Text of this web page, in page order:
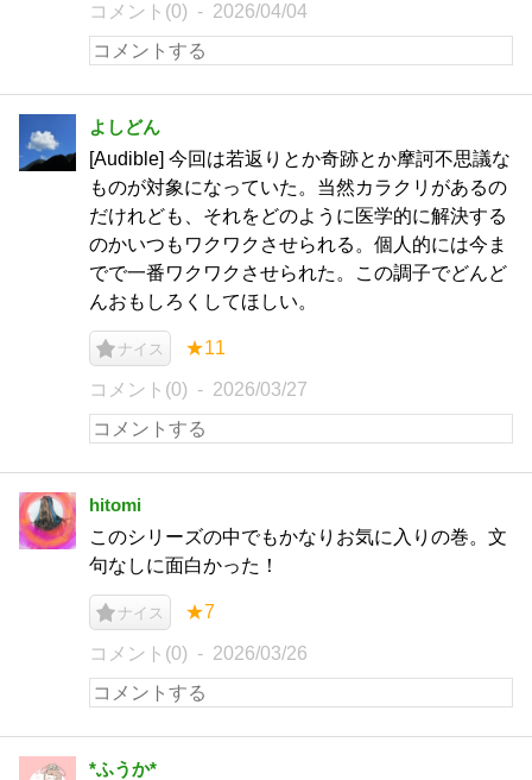
コメント(0) 2026/04/04
よしどん
[Audible] 今回は若返りとか奇跡とか摩訶不思議な
ものが対象になっていた。当然カラクリがあるの
だけれども、それをどのように医学的に解決する
のかいつもワクワクさせられる。個人的には今ま
でで一番ワクワクさせられた。この調子でどんど
んおもしろくしてほしい。
ナイス ★11
コメント(0) 2026/03/27
hitomi
このシリーズの中でもかなりお気に入りの巻。文
句なしに面白かった！
ナイス ★7
コメント(0) 2026/03/26
*ふうか*